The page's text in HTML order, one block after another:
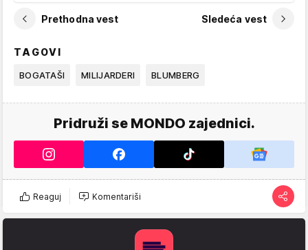
Prethodna vest Sledeća vest
TAGOVI
BOGATAŠI MILIJARDERI BLUMBERG
Pridruži se MONDO zajednici.
Reaguj Komentariši